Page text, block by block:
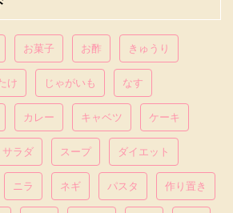
お菓子 お酢 きゅうり
け じゃがいも なす
カレー キャベツ ケーキ
サラダ スープ ダイエット
ニラ ネギ パスタ 作り置き